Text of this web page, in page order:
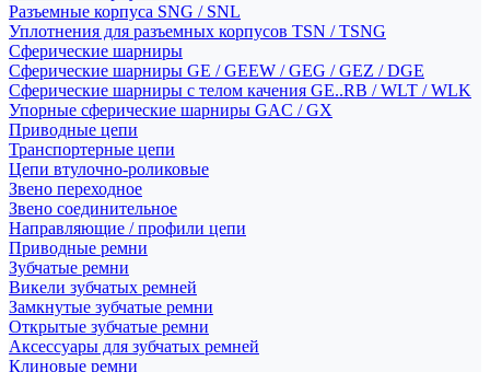
Разъемные корпуса SNG / SNL
Уплотнения для разъемных корпусов TSN / TSNG
Сферические шарниры
Сферические шарниры GE / GEEW / GEG / GEZ / DGE
Сферические шарниры с телом качения GE..RB / WLT / WLK
Упорные сферические шарниры GAC / GX
Приводные цепи
Транспортерные цепи
Цепи втулочно-роликовые
Звено переходное
Звено соединительное
Направляющие / профили цепи
Приводные ремни
Зубчатые ремни
Викели зубчатых ремней
Замкнутые зубчатые ремни
Открытые зубчатые ремни
Аксессуары для зубчатых ремней
Клиновые ремни